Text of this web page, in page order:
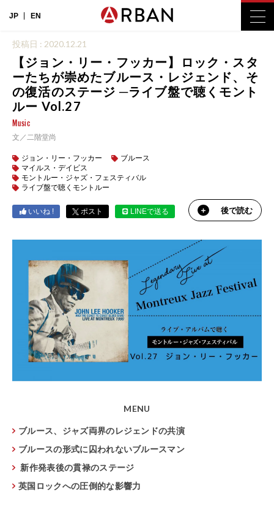
JP EN
投稿日 : 2020.12.21
【ジョン・リー・フッカー】ロック・スタ
ーたちが崇めたブルース・レジェンド、そ
の復活のステージ ─ライブ盤で聴くモント
ルー Vol.27
Music
文／二階堂尚
ジョン・リー・フッカー
ブルース
マイルス・デイビス
モントルー・ジャズ・フェスティバル
ライブ盤で聴くモントルー
いいね ! ポスト LINEで送る 後で読む
MENU
ブルース、ジャズ両界のレジェンドの共演
ブルースの形式に囚われないブルースマン
新作発表後の貫禄のステージ
英国ロックへの圧倒的な影響力